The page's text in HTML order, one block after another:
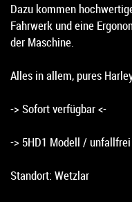
Dazu kommen
Fahrwerk und eine
der Maschine.
Alles in allem, pures
-> Sofort verfügbar <-
-> 5HD1 Modell /
Standort: Wetzlar